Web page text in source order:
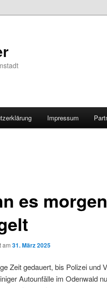
Impressum
es
am 31. März 2025
Zeit gedauert, bis Polizei und
Autounfälle im Odenwald